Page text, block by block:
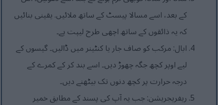
کے بعد، اسے مسالا پیسٹ کے ساتھ ملائیں. یقینی بنائیں
کہ یہ ذائقوں کے ساتھ اچھی طرح لیپت ہے۔
ابال: مرکب کو صاف جار یا کنٹینر میں ڈالیں۔ گیسوں کے
لیے اوپر کچھ جگہ چھوڑ دیں۔ اسے بند کر کے کمرے کے
درجہ حرارت پر کچھ دنوں تک بیٹھنے دیں۔
ریفریجریشن: جب یہ آپ کی پسند کے مطابق خمیر